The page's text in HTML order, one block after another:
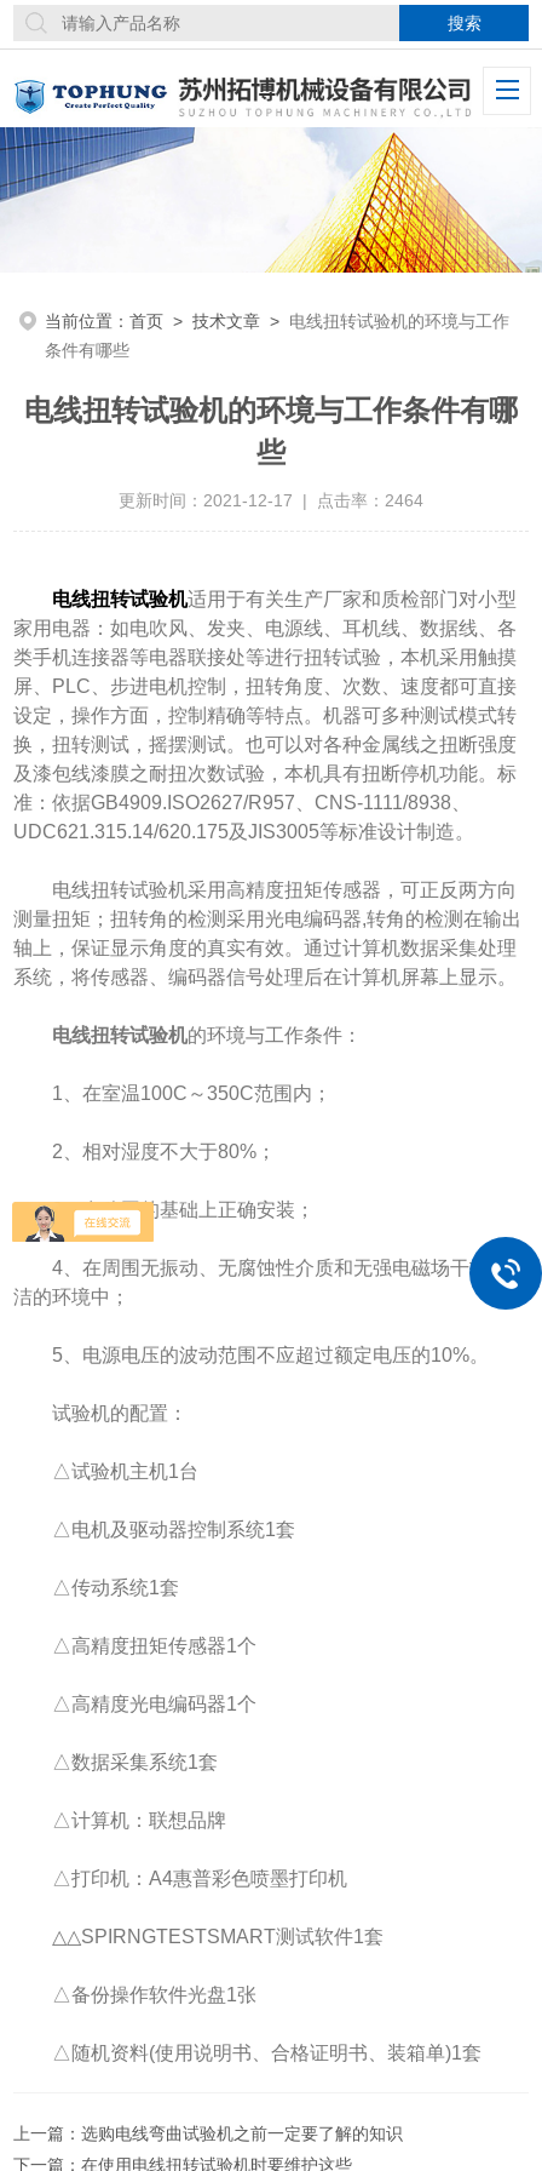
当前位置：首页 >技术文章 > 电线扭转试验机的环境与工作
条件有哪些
电线扭转试验机的环境与工作条件有哪
些
更新时间：2021-12-17 | 点击率：2464
电线扭转试验机适用于有关生产厂家和质检部门对小型
家用电器：如电吹风、发夹、电源线、耳机线、数据线、各
类手机连接器等电器联接处等进行扭转试验，本机采用触摸
屏、PLC、步进电机控制，扭转角度、次数、速度都可直接
设定，操作方面，控制精确等特点。机器可多种测试模式转
换，扭转测试，摇摆测试。也可以对各种金属线之扭断强度
及漆包线漆膜之耐扭次数试验，本机具有扭断停机功能。标
准：依据GB4909.ISO2627/R957、CNS-1111/8938、
UDC621.315.14/620.175及JIS3005等标准设计制造。
电线扭转试验机采用高精度扭矩传感器，可正反两方向
测量扭矩；扭转角的检测采用光电编码器,转角的检测在输出
轴上，保证显示角度的真实有效。通过计算机数据采集处理
系统，将传感器、编码器信号处理后在计算机屏幕上显示。
电线扭转试验机的环境与工作条件：
1、在室温100C～350C范围内；
2、相对湿度不大于80%；
3、在稳固的基础上正确安装；
4、在周围无振动、无腐蚀性介质和无强电磁场干扰的清
洁的环境中；
5、电源电压的波动范围不应超过额定电压的10%。
试验机的配置：
△试验机主机1台
△电机及驱动器控制系统1套
△传动系统1套
△高精度扭矩传感器1个
△高精度光电编码器1个
△数据采集系统1套
△计算机：联想品牌
△打印机：A4惠普彩色喷墨打印机
△△SPIRNGTESTSMART测试软件1套
△备份操作软件光盘1张
△随机资料(使用说明书、合格证明书、装箱单)1套
上一篇：选购电线弯曲试验机之前一定要了解的知识
下一篇：在使用电线扭转试验机时要维护这些